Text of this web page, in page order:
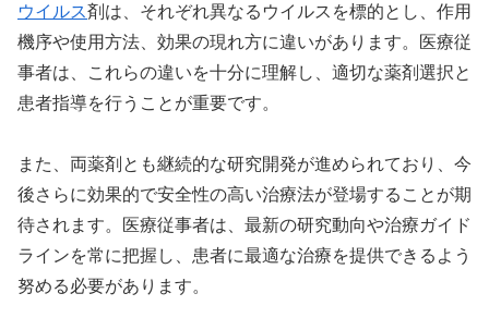
ウイルス剤は、それぞれ異なるウイルスを標的とし、作用
機序や使用方法、効果の現れ方に違いがあります。医療従
事者は、これらの違いを十分に理解し、適切な薬剤選択と
患者指導を行うことが重要です。
また、両薬剤とも継続的な研究開発が進められており、今
後さらに効果的で安全性の高い治療法が登場することが期
待されます。医療従事者は、最新の研究動向や治療ガイド
ラインを常に把握し、患者に最適な治療を提供できるよう
努める必要があります。